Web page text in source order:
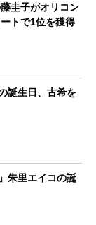
圭子がオリコン
トで1位を獲得
誕生日、古希を
朱里エイコの誕